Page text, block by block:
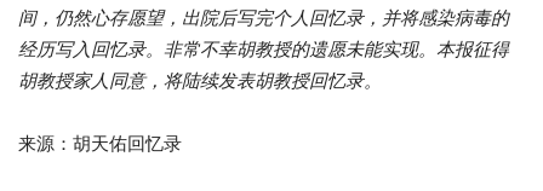
间，仍然心存愿望，出院后写完个人回忆录，并将感染病毒的
经历写入回忆录。非常不幸胡教授的遗愿未能实现。本报征得
胡教授家人同意，将陆续发表胡教授回忆录。
来源：胡天佑回忆录